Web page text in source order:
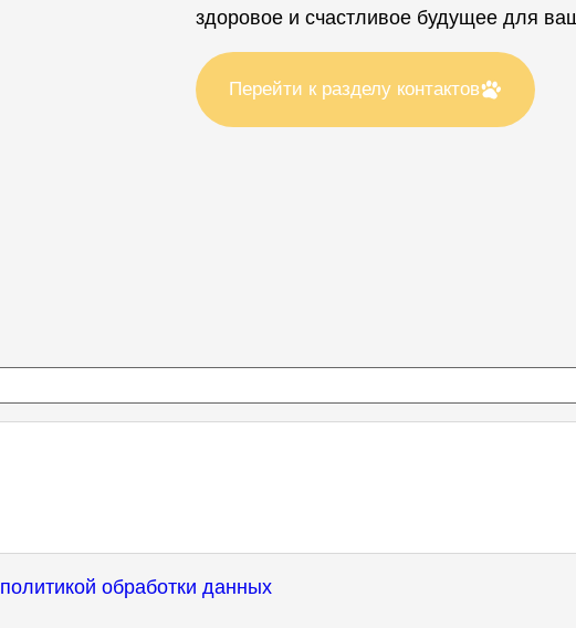
здоровое и счастливое будущее для
Перейти к разделу контактов
политикой обработки данных